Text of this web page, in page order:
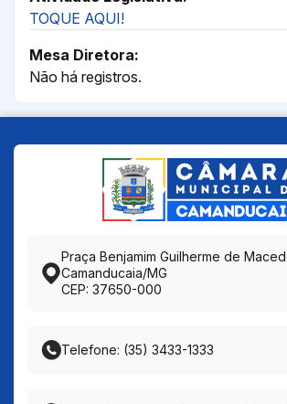
TOQUE AQUI!
Mesa Diretora:
Não há registros.
Praça Benjamim Guilherme de
Camanducaia/MG
CEP: 37650-000
Telefone: (35) 3433-1333